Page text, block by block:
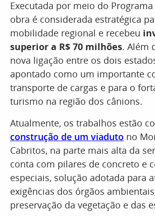
Executada por meio do Programa
obra é considerada estratégica
mobilidade regional e recebeu
superior a R$ 70 milhões. Além
nova ligação entre os dois
apontado como um importante
transporte de cargas e para o
turismo na região dos cânions.
Atualmente, os trabalhos estão
construção de um viaduto no
Cabritos, na parte mais alta da
conta com pilares de concreto e
especiais, solução adotada para
exigências dos órgãos
preservação da vegetação e das